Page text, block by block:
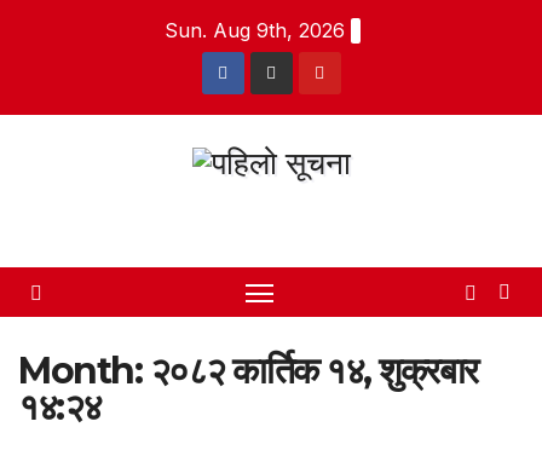
Sun. Aug 9th, 2026
Month: २०८२ कार्तिक १४, शुक्रबार
१४:२४